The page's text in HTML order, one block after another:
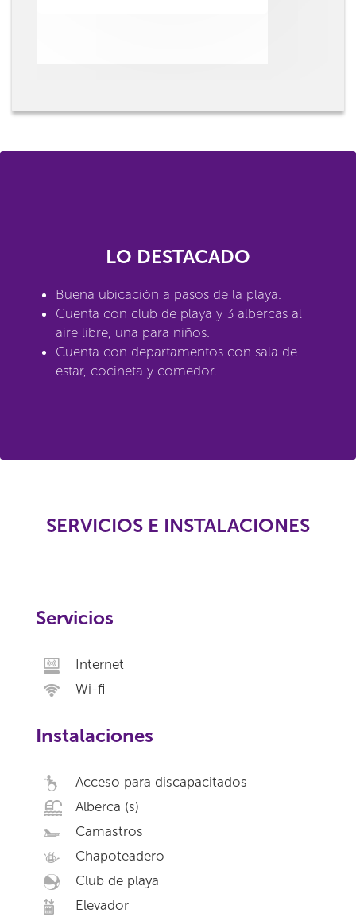
LO DESTACADO
Buena ubicación a pasos de la playa.
Cuenta con club de playa y 3 albercas al
aire libre, una para niños.
Cuenta con departamentos con sala de
estar, cocineta y comedor.
SERVICIOS E INSTALACIONES
Servicios
Internet
Wi-fi
Instalaciones
Acceso para discapacitados
Alberca (s)
Camastros
Chapoteadero
Club de playa
Elevador